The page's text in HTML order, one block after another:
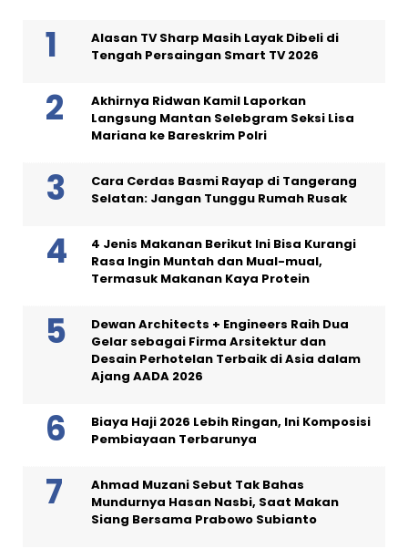
Alasan TV Sharp Masih Layak Dibeli di
Tengah Persaingan Smart TV 2026
Akhirnya Ridwan Kamil Laporkan
Langsung Mantan Selebgram Seksi Lisa
Mariana ke Bareskrim Polri
Cara Cerdas Basmi Rayap di Tangerang
Selatan: Jangan Tunggu Rumah Rusak
4 Jenis Makanan Berikut Ini Bisa Kurangi
Rasa Ingin Muntah dan Mual-mual,
Termasuk Makanan Kaya Protein
Dewan Architects + Engineers Raih Dua
Gelar sebagai Firma Arsitektur dan
Desain Perhotelan Terbaik di Asia dalam
Ajang AADA 2026
Biaya Haji 2026 Lebih Ringan, Ini Komposisi
Pembiayaan Terbarunya
Ahmad Muzani Sebut Tak Bahas
Mundurnya Hasan Nasbi, Saat Makan
Siang Bersama Prabowo Subianto